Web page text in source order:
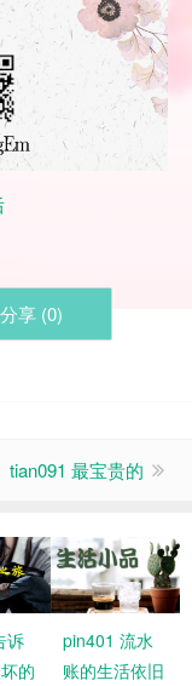
分享 (0)
tian091 最宝贵的
诉
的
pin401 流水
账的生活依旧